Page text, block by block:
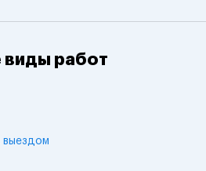
виды работ
выездом